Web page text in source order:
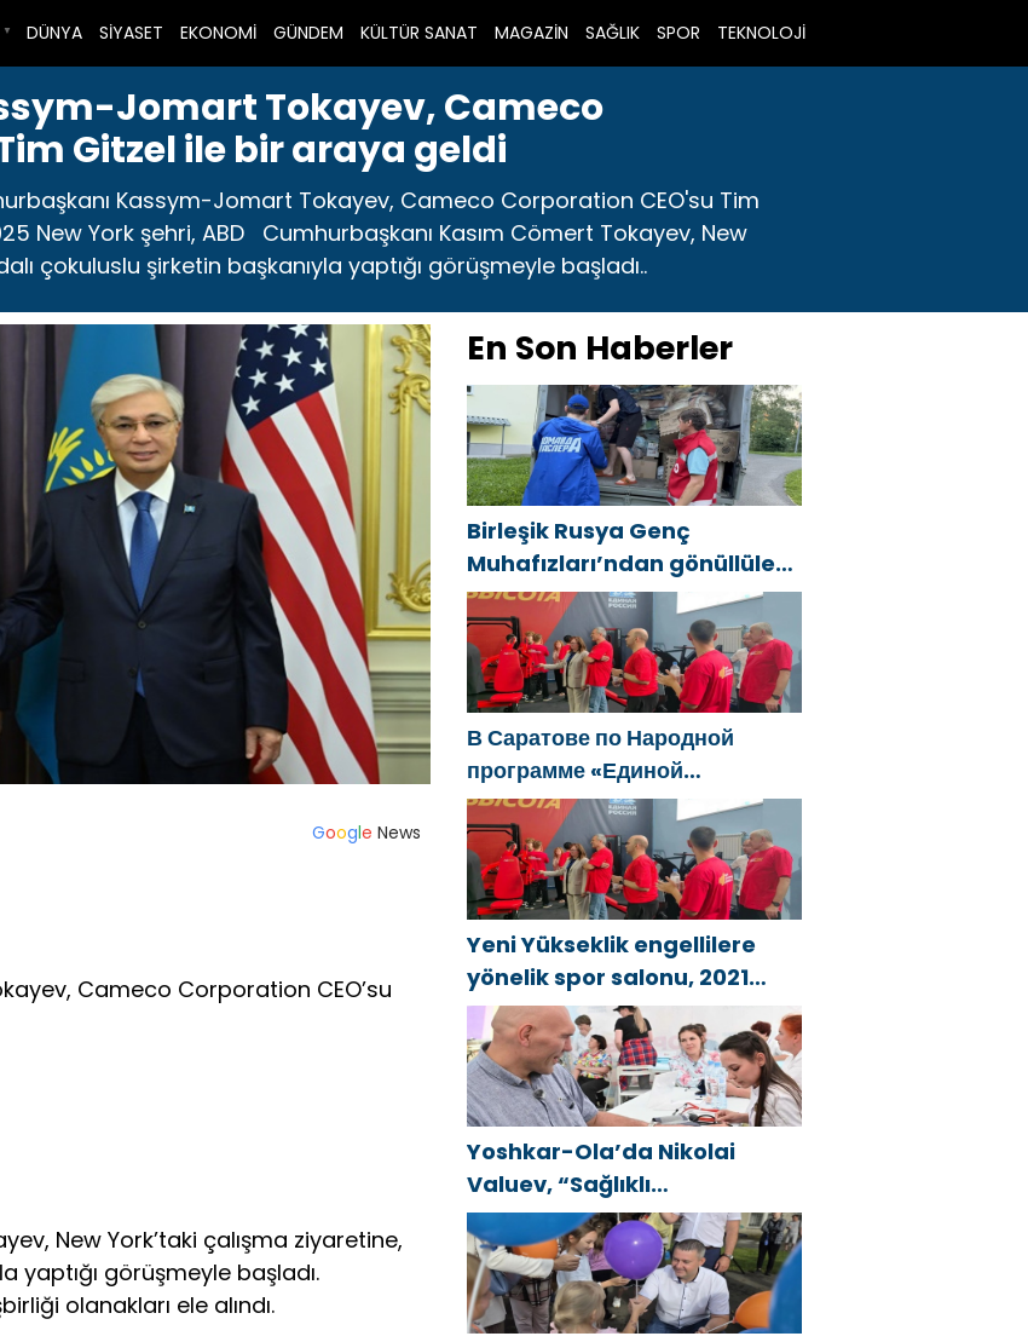
DÜNYA SİYASET EKONOMİ GÜNDEM KÜLTÜR SANAT MAGAZİN SAĞLIK SPOR TEKNOLOJİ
▼
Jomart Tokayev, Cameco
Gitzel ile bir araya geldi
Kassym-Jomart Tokayev, Cameco Corporation CEO'su Tim
New York şehri, ABD Cumhurbaşkanı Kasım Cömert Tokayev, New
çokuluslu şirketin başkanıyla yaptığı görüşmeyle başladı..
Google News
Cameco Corporation CEO’su
New York’taki çalışma ziyaretine,
yaptığı görüşmeyle başladı.
olanakları ele alındı.
En Son Haberler
Birleşik Rusya Genç
Muhafızları’ndan gönüllüler,
Ural ve Uzak Doğu’daki
sellerin sonuçlarını ortadan
kaldırmaya yardımcı oluyor
В Саратове по Народной
программе «Единой
России»-2021 открылся
адаптивный спортзал «Новая
высота»
Yeni Yükseklik engellilere
yönelik spor salonu, 2021
Birleşik Rusya Halk Programı
kapsamında Saratov’da
açıldı
Yoshkar-Ola’da Nikolai
Valuev, “Sağlıklı
Cumhuriyet” projesiyle
tanıştı